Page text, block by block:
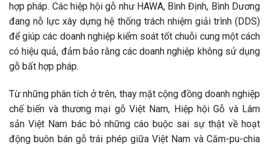
hợp pháp. Các hiệp hội gỗ như HAWA, Bình Định, Bình Dương
đang nỗ lực xây dựng hệ thống trách nhiệm giải trình (DDS)
để giúp các doanh nghiệp kiểm soát tốt chuỗi cung một cách
có hiệu quả, đảm bảo rằng các doanh nghiệp không sử dụng
gỗ bất hợp pháp.
Từ những phân tích ở trên, thay mặt cộng đồng doanh nghiệp
chế biến và thương mại gỗ Việt Nam, Hiệp hội Gỗ và Lâm
sản Việt Nam bác bỏ những cáo buộc sai sự thật về hoạt
động buôn bán gỗ trái phép giữa Việt Nam và Căm-pu-chia